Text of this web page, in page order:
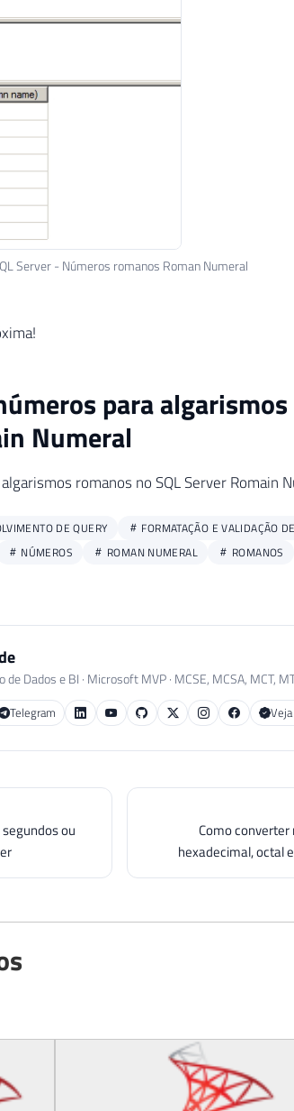
< 0
Server - Números romanos Roman Numeral
para
Numeral
romanos no SQL Server Romain
DE QUERY
FORMATAÇÃO E VALIDAÇÃO
NÚMEROS ROMAN NUMERAL ROMANOS
Dados e BI · Microsoft MVP · MCSE, MCSA, MCT,
Telegram
ou
Como
hexadecimal, octal